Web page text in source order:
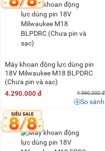
500K - 1 triệu (35)
1 triệu - 1,5 triệu
(52)
1,5 triệu - 2 triệu
3 triệu - 5 triệu (79)
5 triệu - 8 triệu
10 triệu - 15 triệu
15 triệu - 20 triệu (2)
Máy khoan động lực dùng pin
18V Milwaukee M18 BLPDRC
(Chưa pin và sạc)
4.290.000 đ
4.990.000 đ
So sánh